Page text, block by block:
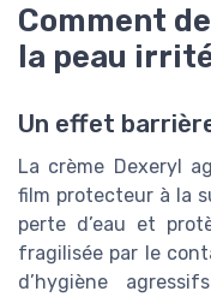
Comment
la peau
Un effet
La crème Dexeryl
film protecteur à la
perte d’eau et
fragilisée par le
d’hygiène